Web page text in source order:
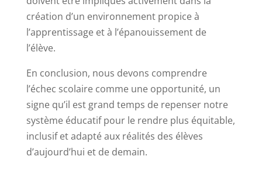
création d’un environnement propice à
l’apprentissage et à l’épanouissement de
l’élève.
En conclusion, nous devons comprendre
l’échec scolaire comme une opportunité, un
signe qu’il est grand temps de repenser notre
système éducatif pour le rendre plus équitable,
inclusif et adapté aux réalités des élèves
d’aujourd’hui et de demain.